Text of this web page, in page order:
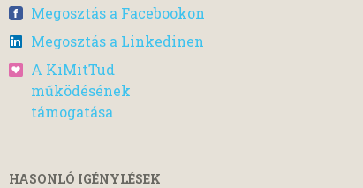
Megosztás a Facebookon
Megosztás a Linkedinen
A KiMitTud
működésének
támogatása
HASONLÓ IGÉNYLÉSEK